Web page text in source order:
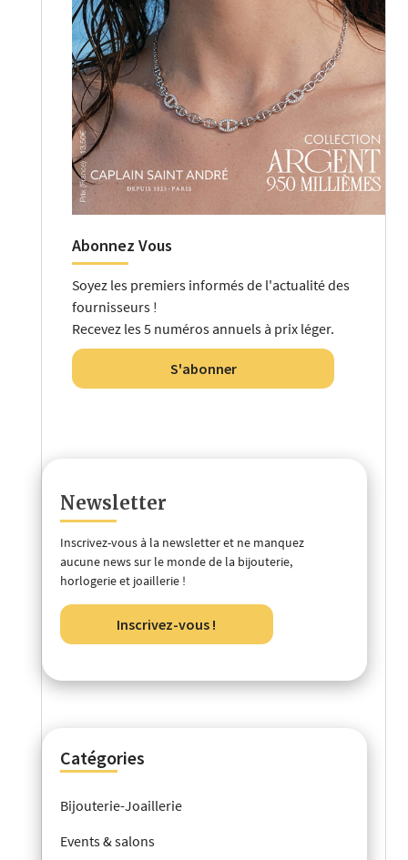
Abonnez Vous
Soyez les premiers informés de l'actualité des
fournisseurs !
Recevez les 5 numéros annuels à prix léger.
S'abonner
Newsletter
Inscrivez-vous à la newsletter et ne manquez
aucune news sur le monde de la bijouterie,
horlogerie et joaillerie !
Inscrivez-vous !
Catégories
Bijouterie-Joaillerie
Events & salons